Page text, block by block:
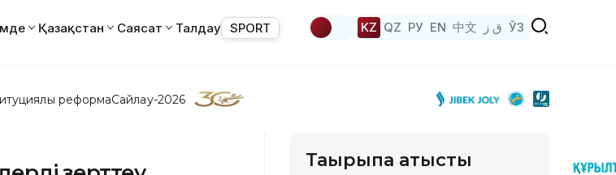
Қазақстан Саясат Талдау SPORT KZ QZ РУ EN 中文 ق ز ЎЗ
реформаСайлау-2026
Тақырыпқа қатысты